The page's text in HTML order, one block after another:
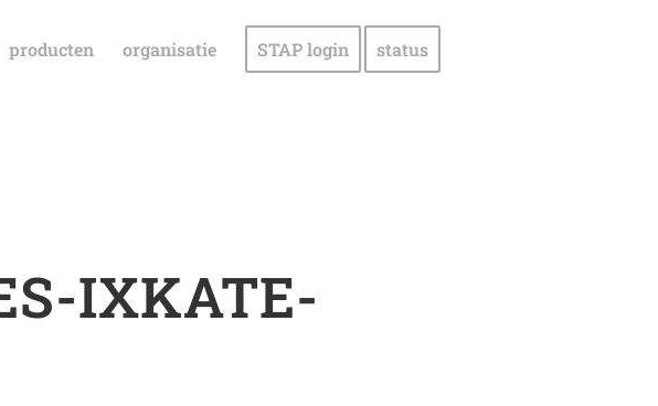
producten organisatie STAP login status
IXKATE-